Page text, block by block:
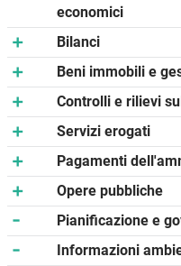
economici
Bilanci
Beni immobili e
Controlli e rilievi
Servizi erogati
Pagamenti
Opere pubbliche
Pianificazione e
Informazioni